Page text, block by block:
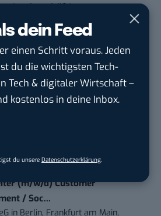
dein Feed
einen Schritt voraus. Jeden
du die wichtigsten Tech-
Tech & digitaler Wirtschaft –
kostenlos in deine Inbox.
du unsere Datenschutzerklärung
beschäftigt.
Content Creator (m/w/d)
Media GmbHinDüsseldorf
(m/w/d) Customer
/ Soc...
in Berlin, Frankfurt am Main,